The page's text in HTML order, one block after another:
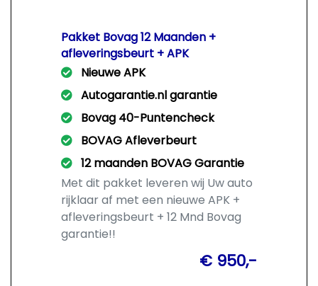
Pakket Bovag 12 Maanden +
afleveringsbeurt + APK
Nieuwe APK
Autogarantie.nl garantie
Bovag 40-Puntencheck
BOVAG Afleverbeurt
12 maanden BOVAG Garantie
Met dit pakket leveren wij Uw auto
rijklaar af met een nieuwe APK +
afleveringsbeurt + 12 Mnd Bovag
garantie!!
€ 950,-